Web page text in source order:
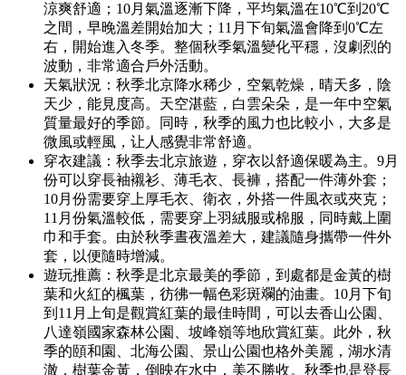
涼爽舒適；10月氣溫逐漸下降，平均氣溫在10℃到20℃
之間，早晚溫差開始加大；11月下旬氣溫會降到0℃左
右，開始進入冬季。整個秋季氣溫變化平穩，沒劇烈的
波動，非常適合戶外活動。
天氣狀況：秋季北京降水稀少，空氣乾燥，晴天多，陰
天少，能見度高。天空湛藍，白雲朵朵，是一年中空氣
質量最好的季節。同時，秋季的風力也比較小，大多是
微風或輕風，让人感覺非常舒適。
穿衣建議：秋季去北京旅遊，穿衣以舒適保暖為主。9月
份可以穿長袖襯衫、薄毛衣、長褲，搭配一件薄外套；
10月份需要穿上厚毛衣、衛衣，外搭一件風衣或夾克；
11月份氣溫較低，需要穿上羽絨服或棉服，同時戴上圍
巾和手套。由於秋季晝夜溫差大，建議隨身攜帶一件外
套，以便隨時增減。
遊玩推薦：秋季是北京最美的季節，到處都是金黃的樹
葉和火紅的楓葉，彷彿一幅色彩斑斕的油畫。10月下旬
到11月上旬是觀賞紅葉的最佳時間，可以去香山公園、
八達嶺國家森林公園、坡峰嶺等地欣賞紅葉。此外，秋
季的頤和園、北海公園、景山公園也格外美麗，湖水清
澈，樹葉金黃，倒映在水中，美不勝收。秋季也是登長